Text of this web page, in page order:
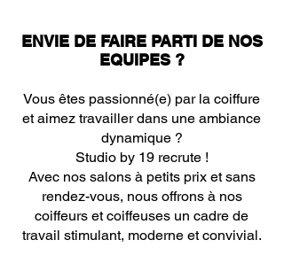
ENVIE DE FAIRE PARTI DE NOS
EQUIPES ?
Vous êtes passionné(e) par la coiffure
et aimez travailler dans une ambiance
dynamique ?
Studio by 19 recrute !
Avec nos salons à petits prix et sans
rendez-vous, nous offrons à nos
coiffeurs et coiffeuses un cadre de
travail stimulant, moderne et convivial.